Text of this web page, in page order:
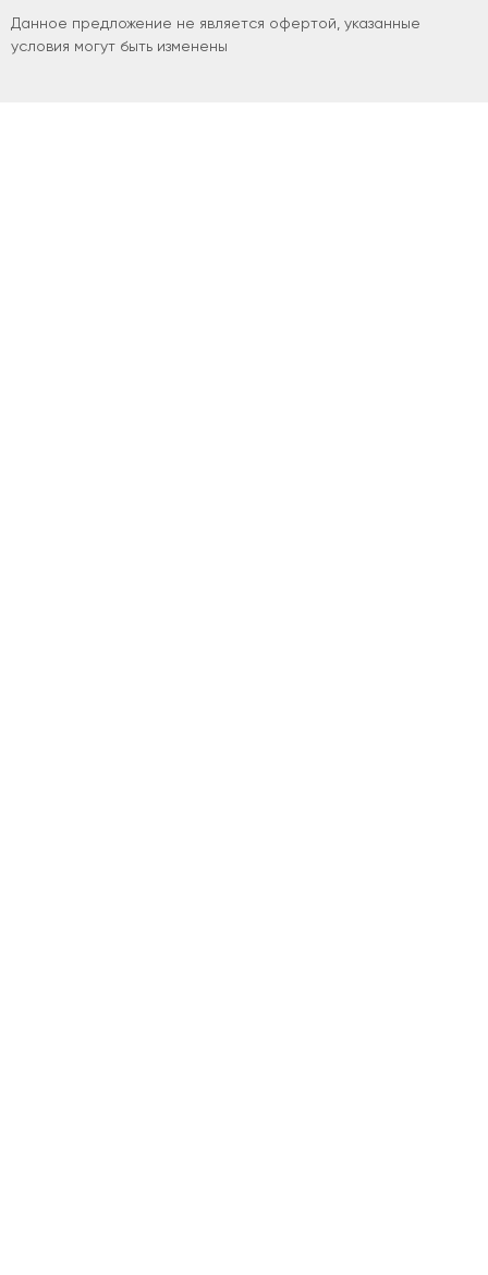
Данное предложение не является офертой, указанные
условия могут быть изменены